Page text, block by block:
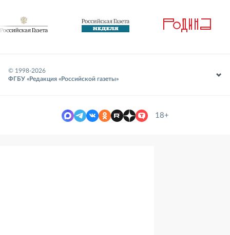
© 1998-2026
ФГБУ «Редакция «Российской газеты»
18+